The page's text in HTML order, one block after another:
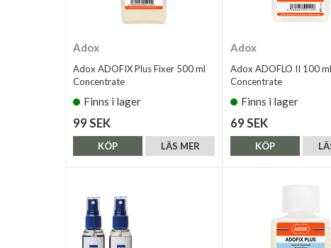
Adox
Adox ADOFIX Plus Fixer 500 ml
Concentrate
Finns i lager
99 SEK
LÄS MER
KÖP
Adox
Adox ADOFLO II 100 ml
Concentrate
Finns i lager
69 SEK
KÖP